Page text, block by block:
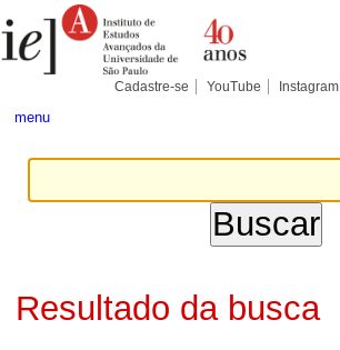
para
conteúdo.
Pessoais
Cadastre-se YouTube Instagram
menu
Resultado da busca